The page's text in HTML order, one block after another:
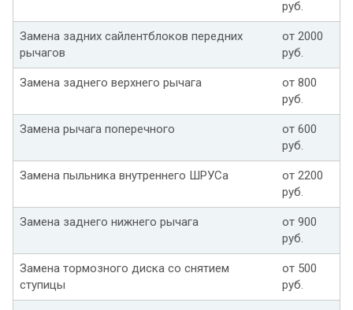
руб.
Замена задних сайлентблоков передних
рычагов
от 2000
руб.
Замена заднего верхнего рычага
от 800
руб.
Замена рычага поперечного
от 600
руб.
Замена пыльника внутреннего ШРУСа
от 2200
руб.
Замена заднего нижнего рычага
от 900
руб.
Замена тормозного диска со снятием
ступицы
от 500
руб.